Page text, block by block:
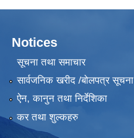
Notices
सूचना तथा समाचार
सार्वजनिक खरीद /बोलपत्र सूचना
ऐन, कानुन तथा निर्देशिका
कर तथा शुल्कहरु